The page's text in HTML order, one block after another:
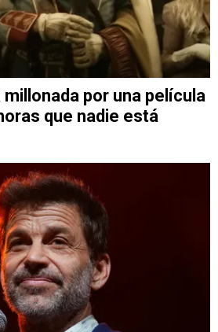
por una película
que nadie está